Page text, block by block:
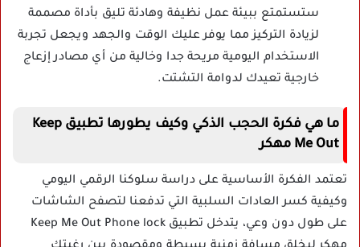
ستستمتع ببيئة عمل نظيفة وهادئة تليق بأداة مصممة
لزيادة التركيز مما يوفر عليك الوقت والجهد ويجعل تجربة
الاستخدام اليومية مريحة جدا وخالية من أي مصادر إزعاج
خارجية تعيدك لدوامة التشتت.
ما هي فكرة الحجب الذكي وكيف يطورها تطبيق Keep
Me Out مهكر
تعتمد الفكرة الأساسية على دراسة سلوكنا الرقمي اليومي
وكيفية كسر العادات السلبية التي تدفعنا لتصفح الشاشات
على طول دون وعي، يتدخل تطبيق Keep Me Out Phone lock